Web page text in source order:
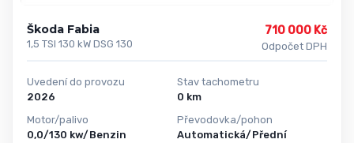
Škoda Fabia
1,5 TSI 130 kW DSG 130
710 000 Kč
Odpočet DPH
Uvedení do provozu
2026
Motor/palivo
0,0/130 kw/Benzin
Stav tachometru
0 km
Převodovka/pohon
Automatická/Přední